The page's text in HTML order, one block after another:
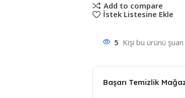
Add to compare
İstek Listesine Ekle
5 Kişi bu ürünü
Başarı Temizlik